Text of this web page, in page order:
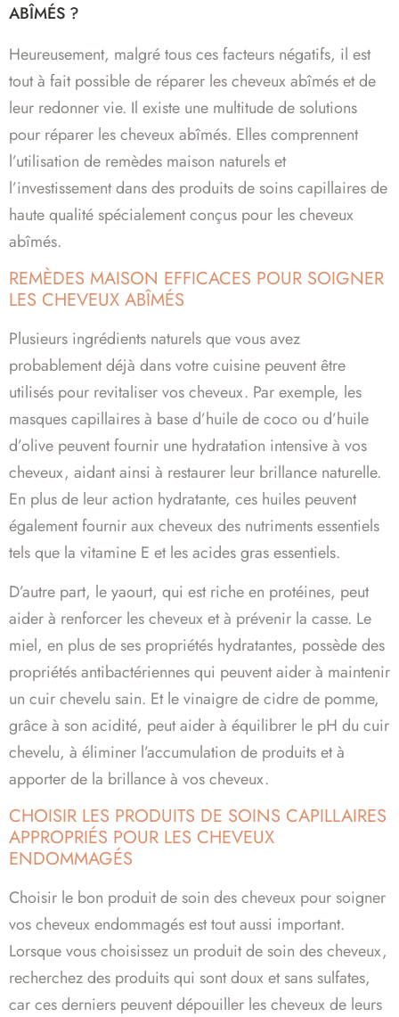
ABÎMÉS ?
Heureusement, malgré tous ces facteurs négatifs, il est
tout à fait possible de réparer les cheveux abîmés et de
leur redonner vie. Il existe une multitude de solutions
pour réparer les cheveux abîmés. Elles comprennent
l’utilisation de remèdes maison naturels et
l’investissement dans des produits de soins capillaires de
haute qualité spécialement conçus pour les cheveux
abîmés.
REMÈDES MAISON EFFICACES POUR SOIGNER
LES CHEVEUX ABÎMÉS
Plusieurs ingrédients naturels que vous avez
probablement déjà dans votre cuisine peuvent être
utilisés pour revitaliser vos cheveux. Par exemple, les
masques capillaires à base d’huile de coco ou d’huile
d’olive peuvent fournir une hydratation intensive à vos
cheveux, aidant ainsi à restaurer leur brillance naturelle.
En plus de leur action hydratante, ces huiles peuvent
également fournir aux cheveux des nutriments essentiels
tels que la vitamine E et les acides gras essentiels.
D’autre part, le yaourt, qui est riche en protéines, peut
aider à renforcer les cheveux et à prévenir la casse. Le
miel, en plus de ses propriétés hydratantes, possède des
propriétés antibactériennes qui peuvent aider à maintenir
un cuir chevelu sain. Et le vinaigre de cidre de pomme,
grâce à son acidité, peut aider à équilibrer le pH du cuir
chevelu, à éliminer l’accumulation de produits et à
apporter de la brillance à vos cheveux.
CHOISIR LES PRODUITS DE SOINS CAPILLAIRES
APPROPRIÉS POUR LES CHEVEUX
ENDOMMAGÉS
Choisir le bon produit de soin des cheveux pour soigner
vos cheveux endommagés est tout aussi important.
Lorsque vous choisissez un produit de soin des cheveux,
recherchez des produits qui sont doux et sans sulfates,
car ces derniers peuvent dépouiller les cheveux de leurs